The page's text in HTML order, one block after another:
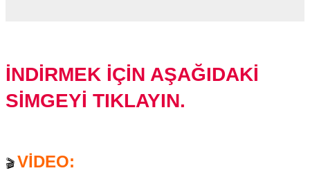
İNDİRMEK İÇİN AŞAĞIDAKİ
SİMGEYİ TIKLAYIN.
🎬 VİDEO: